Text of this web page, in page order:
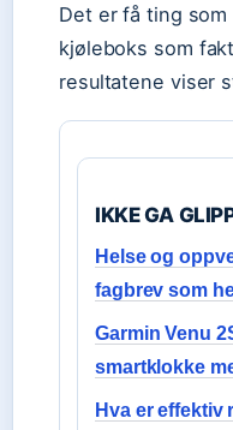
Det er få ting
kjøleboks som
resultatene viser
IKKE GA
Helse og
fagbrev som
Garmin Venu
smartklokke
Hva er effektiv